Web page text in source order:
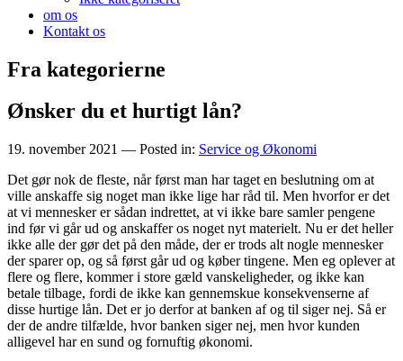
om os
Kontakt os
Fra kategorierne
Ønsker du et hurtigt lån?
19. november 2021 — Posted in: Service og Økonomi
Det gør nok de fleste, når først man har taget en beslutning om at
ville anskaffe sig noget man ikke lige har råd til. Men hvorfor er det
at vi mennesker er sådan indrettet, at vi ikke bare samler pengene
ind før vi går ud og anskaffer os noget nyt materielt. Nu er det heller
ikke alle der gør det på den måde, der er trods alt nogle mennesker
der sparer op, og så først går ud og køber tingene. Men eg oplever at
flere og flere, kommer i store gæld vanskeligheder, og ikke kan
betale tilbage, fordi de ikke kan gennemskue konsekvenserne af
disse hurtige lån. Det er jo derfor at banken af og til siger nej. Så er
der de andre tilfælde, hvor banken siger nej, men hvor kunden
alligevel har en sund og fornuftig økonomi.